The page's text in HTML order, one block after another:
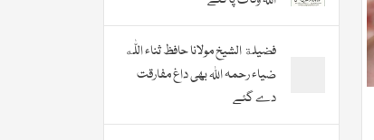
فضیلة الشيخ مولانا حافظ ثناء اللّٰه
ضیاء رحمہ اللہ بھی داغ مفارقت
دے گئے